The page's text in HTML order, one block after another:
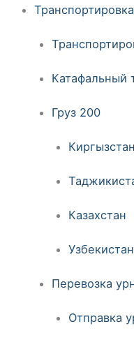
Транспортировка
Катафальный
Груз 200
Киргызстан
Казахстан
Узбекистан
Перевозка
Отправка